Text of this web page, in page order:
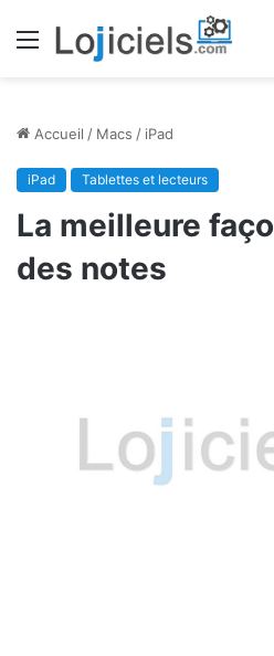
Menu
Accueil / Macs / iPad
iPad Tablettes et lecteurs
La meilleure
des notes